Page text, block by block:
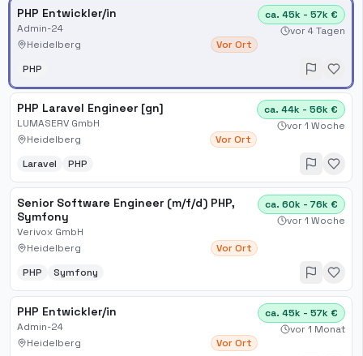
PHP Entwickler/in
Admin-24
Heidelberg
Vor Ort
ca. 45k - 57k €
vor 4 Tagen
PHP
PHP Laravel Engineer [gn]
LUMASERV GmbH
Heidelberg
Vor Ort
ca. 44k - 56k €
vor 1 Woche
Laravel PHP
Senior Software Engineer (m/f/d) PHP,
Symfony
Verivox GmbH
Heidelberg
Vor Ort
ca. 60k - 76k €
vor 1 Woche
PHP Symfony
PHP Entwickler/in
Admin-24
Heidelberg
Vor Ort
ca. 45k - 57k €
vor 1 Monat